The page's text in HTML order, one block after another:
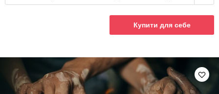
Купити для себе